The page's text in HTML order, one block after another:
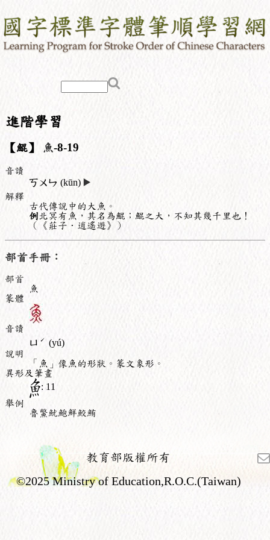
進階學習
【鯤】 魚-8-19
音讀
ㄎㄨㄣ (kūn) ▶️
解釋
古代傳說中的大魚。
例北冥有魚，其名為鯤；鯤之大，不知其幾千里也！
（《莊子．逍遙遊》）
部首手冊：
部首
魚
篆體
音讀
ㄩ ˊ (yú)
說明
「魚」像魚的形狀。篆文象形。
異形及筆畫
: 11
舉例
魯鱉魷鮑鮮鮫鮪
教育部版權所有
©2025 Ministry of Education,R.O.C.(Taiwan)